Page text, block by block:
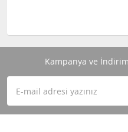
Kampanya ve